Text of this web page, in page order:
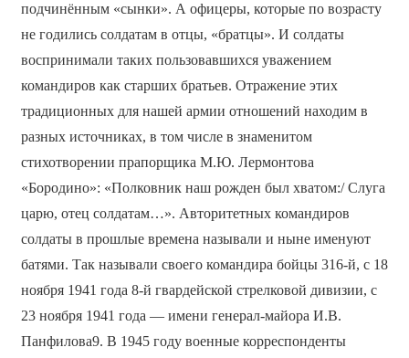
подчинённым «сынки». А офицеры, которые по возрасту
не годились солдатам в отцы, «братцы». И солдаты
воспринимали таких пользовавшихся уважением
командиров как старших братьев. Отражение этих
традиционных для нашей армии отношений находим в
разных источниках, в том числе в знаменитом
стихотворении прапорщика М.Ю. Лермонтова
«Бородино»: «Полковник наш рожден был хватом:/ Слуга
царю, отец солдатам…». Авторитетных командиров
солдаты в прошлые времена называли и ныне именуют
батями. Так называли своего командира бойцы 316-й, с 18
ноября 1941 года 8-й гвардейской стрелковой дивизии, с
23 ноября 1941 года — имени генерал-майора И.В.
Панфилова9. В 1945 году военные корреспонденты